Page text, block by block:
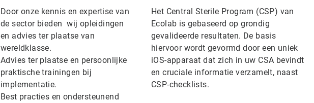
Door onze kennis en expertise van
de sector bieden wij opleidingen
en advies ter plaatse van
wereldklasse.
Advies ter plaatse en persoonlijke
praktische trainingen bij
implementatie.
Best practies en ondersteunend
Het Central Sterile Program (CSP) van
Ecolab is gebaseerd op grondig
gevalideerde resultaten. De basis
hiervoor wordt gevormd door een uniek
iOS-apparaat dat zich in uw CSA bevindt
en cruciale informatie verzamelt, naast
CSP-checklists.